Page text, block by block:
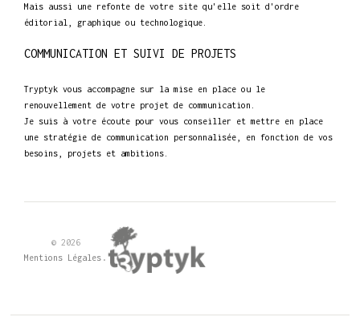
Mais aussi une refonte de votre site qu'elle soit d'ordre
éditorial, graphique ou technologique.
COMMUNICATION ET SUIVI DE PROJETS
Tryptyk vous accompagne sur la mise en place ou le
renouvellement de votre projet de communication.
Je suis à votre écoute pour vous conseiller et mettre en place
une stratégie de communication personnalisée, en fonction de vos
besoins, projets et ambitions.
© 2026
Mentions Légales .